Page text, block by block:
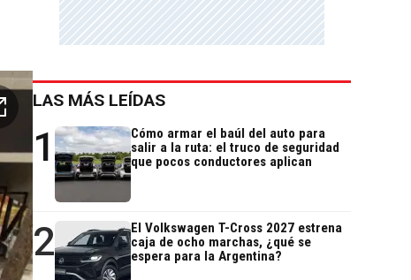
LAS MÁS LEÍDAS
1
Cómo armar el baúl del auto para
salir a la ruta: el truco de seguridad
que pocos conductores aplican
2
El Volkswagen T-Cross 2027 estrena
caja de ocho marchas, ¿qué se
espera para la Argentina?